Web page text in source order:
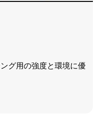
グ用の強度と環境に優